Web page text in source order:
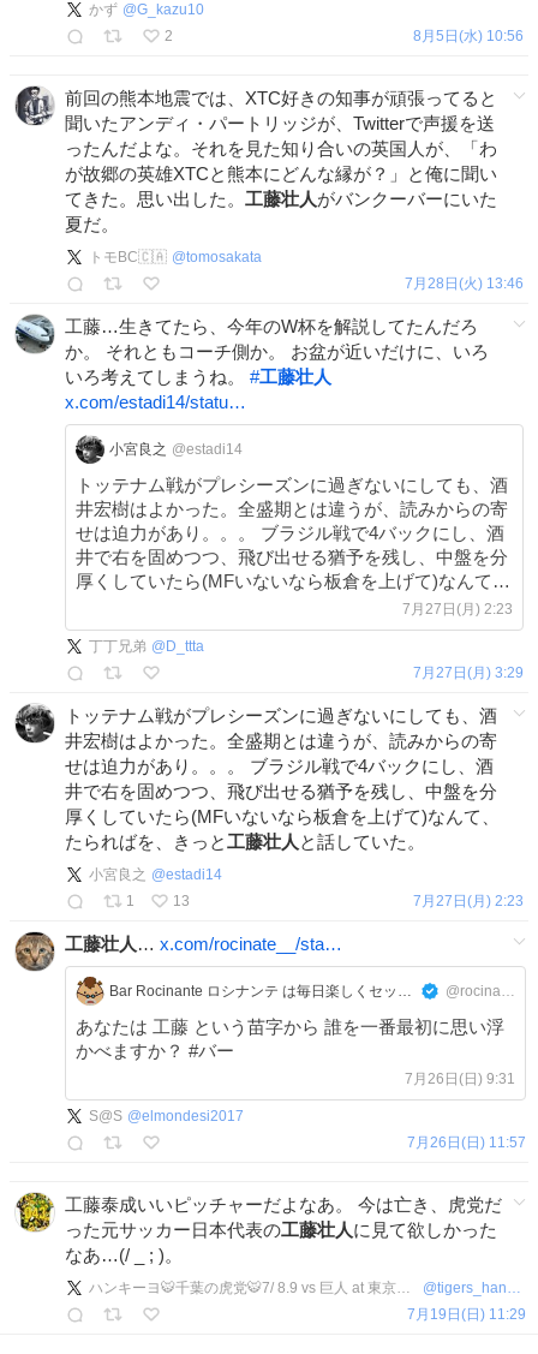
かず @G_kazu10
2
8月5日(水) 10:56
前回の熊本地震では、XTC好きの知事が頑張ってると
聞いたアンディ・パートリッジが、Twitterで声援を送
ったんだよな。それを見た知り合いの英国人が、「わ
が故郷の英雄XTCと熊本にどんな縁が？」と俺に聞い
てきた。思い出した。 工藤壮人がバンクーバーにいた
夏だ。
トモBC🇨🇦 @tomosakata
7月28日(火) 13:46
工藤…生きてたら、今年のW杯を解説してたんだろ
か。 それともコーチ側か。 お盆が近いだけに、いろ
いろ考えてしまうね。 #工藤壮人
x.com/estadi14/statu…
小宮良之 @estadi14
トッテナム戦がプレシーズンに過ぎないにしても、酒
井宏樹はよかった。全盛期とは違うが、読みからの寄
せは迫力があり。。。 ブラジル戦で4バックにし、酒
井で右を固めつつ、飛び出せる猶予を残し、中盤を分
厚くしていたら(MFいないなら板倉を上げて)なんて、
たらればを、きっと工藤壮人と話していた。7月27日(月) 2:23
丁丁兄弟 @ D_ttta
7月27日(月) 3:29
トッテナム戦がプレシーズンに過ぎないにしても、酒
井宏樹はよかった。全盛期とは違うが、読みからの寄
せは迫力があり。。。 ブラジル戦で4バックにし、酒
井で右を固めつつ、飛び出せる猶予を残し、中盤を分
厚くしていたら(MFいないなら板倉を上げて)なんて、
たらればを、きっと工藤壮人 と話していた。
小宮良之 @estadi14
1
13 7月27日(月) 2:23
工藤壮人 … x.com/rocinate__/sta…
Bar Rocinante ロシナンテ は毎日楽しくセッションをしているライブバーなんですよ！ @rocinate__
あなたは 工藤 という苗字から 誰を一番最初に思い浮
かべますか？ #バー
7月26日(日) 9:31
S@S @elmondesi2017
7月26日(日) 11:57
工藤泰成いいピッチャーだよなあ。 今は亡き、虎党だ
った元サッカー日本代表の工藤壮人に見て欲しかった
なあ…(/ _ ; )。
ハンキーヨ🐯千葉の虎党🐯7/ 8.9 vs 巨人 at 東京ドーム @tigers_hankiyo
7月19日(日) 11:29